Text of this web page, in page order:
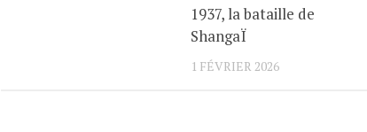
1937, la bataille de
ShangaÏ
1 FÉVRIER 2026